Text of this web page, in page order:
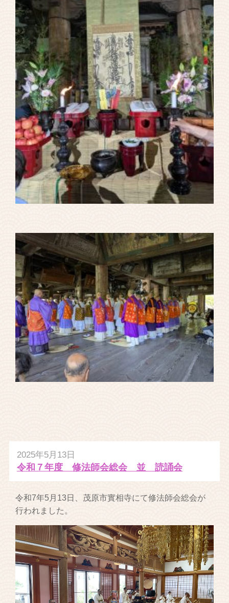
2025年5月13日
令和７年度 修法師会総会 並 読誦会
令和7年5月13日、茂原市實相寺にて修法師会総会が
行われました。